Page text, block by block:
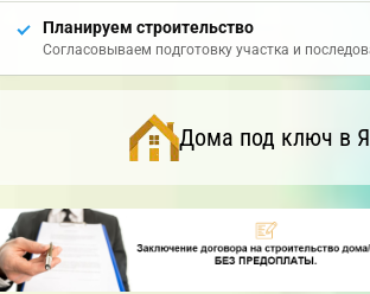
Планируем строительство
Согласовываем подготовку участка и
Дома под ключ в